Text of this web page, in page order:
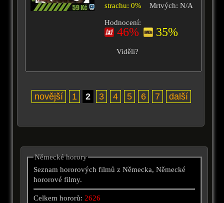
strachu: 0%
Mrtvých: N/A
Hodnocení:
46% 35%
Viděli?
novější 1 2 3 4 5 6 7 další
Německé horory
Seznam hororových filmů z Německa, Německé
hororové filmy.
Celkem hororů:2626